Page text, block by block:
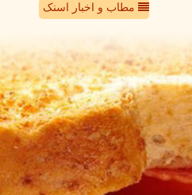
مطاب و اخبار اسنک